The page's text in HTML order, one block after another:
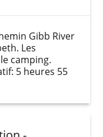
Gibb River
Les
camping.
5 heures 55